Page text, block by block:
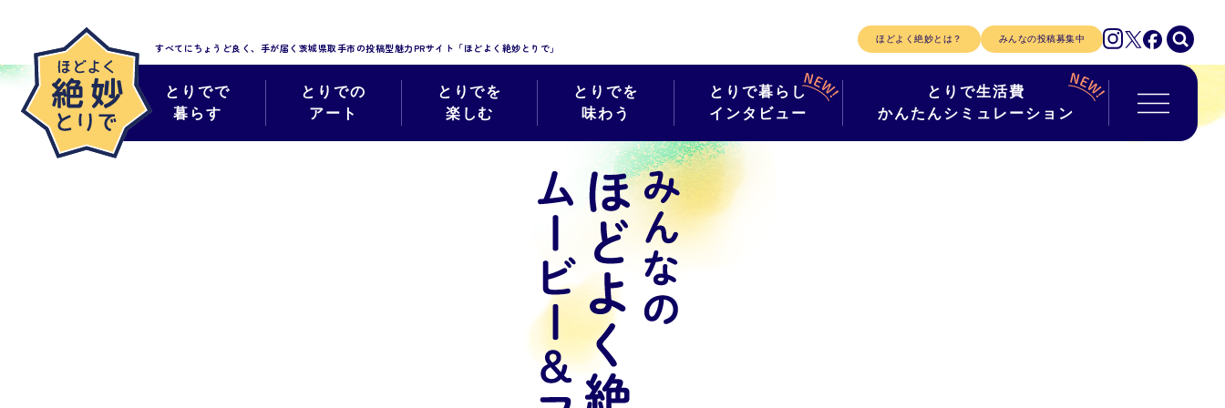
すべてにちょうど良く、手が届く 茨城県取手市の投稿型魅力PRサイト「ほどよく絶妙とりで」
ほどよく絶妙とは？ みんなの投稿募集中
とりでで
暮らす
とりでの
アート
とりでを
楽しむ
とりでを
味わう
とりで暮らし
インタビュー
とりで生活費
かんたんシミュレーション